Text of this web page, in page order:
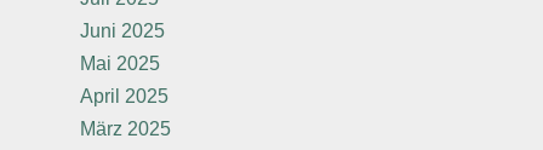
Juni 2025
Mai 2025
April 2025
März 2025